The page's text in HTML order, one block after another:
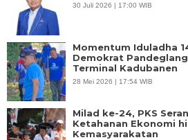
30 Juli 2026 | 17:00 WIB
Momentum Iduladha
Demokrat
Terminal Kadubanen
28 Mei 2026 | 17:54 WIB
Milad ke-24, PKS
Ketahanan Ekonomi
Kemasyarakatan